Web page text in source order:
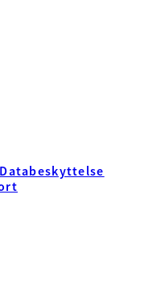
Databeskyttelse